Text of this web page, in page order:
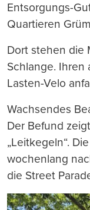
Entsorgungs-
Quartieren
Dort stehen die
Schlange. Ihren
Lasten-Velo
Wachsendes
Der Befund
„Leitkegeln“.
wochenlang
die Street